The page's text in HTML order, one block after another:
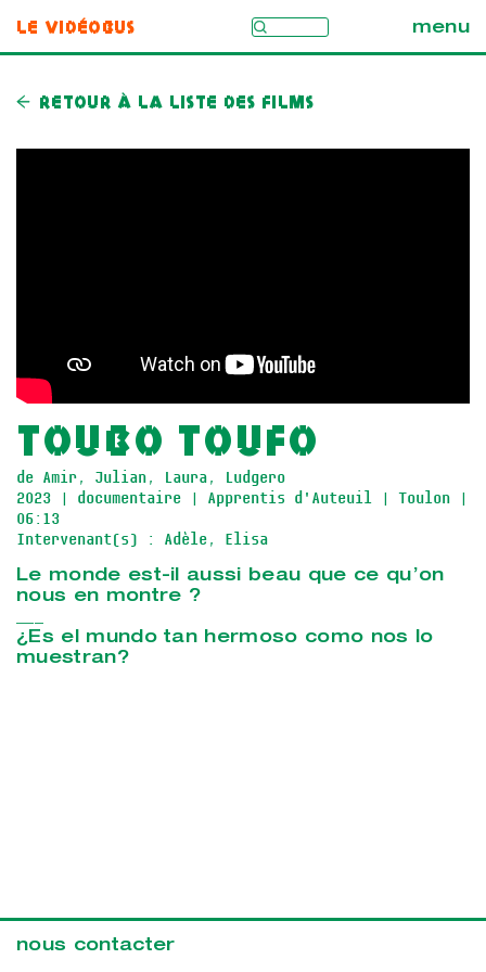
Le Vidéobus menu
Retour à la liste des films
Toubo Toufo
de Amir, Julian, Laura, Ludgero
2023
| documentaire | Apprentis d'Auteuil | Toulon
|
06:13
Intervenant(s) : Adèle, Elisa
Le monde est-il aussi beau que ce qu’on
nous en montre ?
¿Es el mundo tan hermoso como nos lo
muestran?
nous contacter